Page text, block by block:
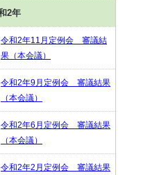
2年
令和2年11月定例会 審議結
果（本会議）
令和2年9月定例会 審議結果
（本会議）
令和2年6月定例会 審議結果
（本会議）
令和2年2月定例会 審議結果